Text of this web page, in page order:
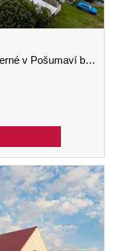
budova A 3.podlaží